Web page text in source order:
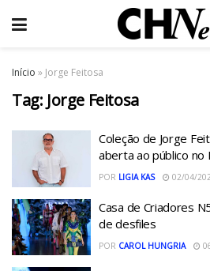
Início » Jorge Feitosa
Tag: Jorge Feitosa
Coleção de Jorge
aberta ao público no
POR LIGIA KAS 02/04/
Casa de Criadores
de desfiles
POR CAROL HUNGRIA